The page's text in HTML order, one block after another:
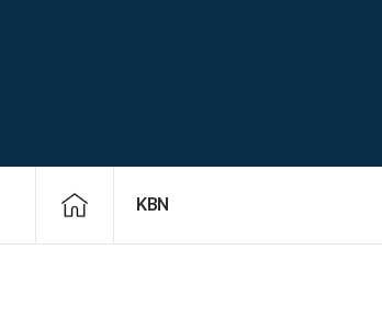
KBN